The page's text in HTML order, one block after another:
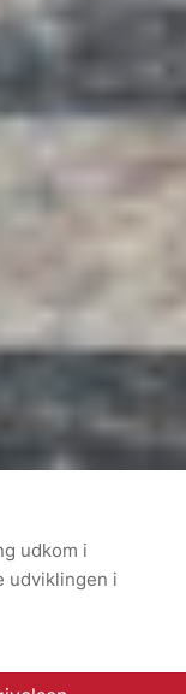
udkom i
udviklingen i